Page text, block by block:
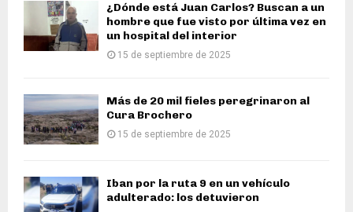
¿Dónde está Juan Carlos? Buscan a un
hombre que fue visto por última vez en
un hospital del interior
15 de septiembre de 2025
Más de 20 mil fieles peregrinaron al
Cura Brochero
15 de septiembre de 2025
Iban por la ruta 9 en un vehículo
adulterado: los detuvieron